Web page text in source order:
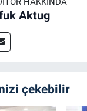
Aktug
çekebilir